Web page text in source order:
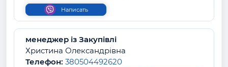
Написать
менеджер із Закупівлі
Христина Олександрівна
Телефон: 380504492620